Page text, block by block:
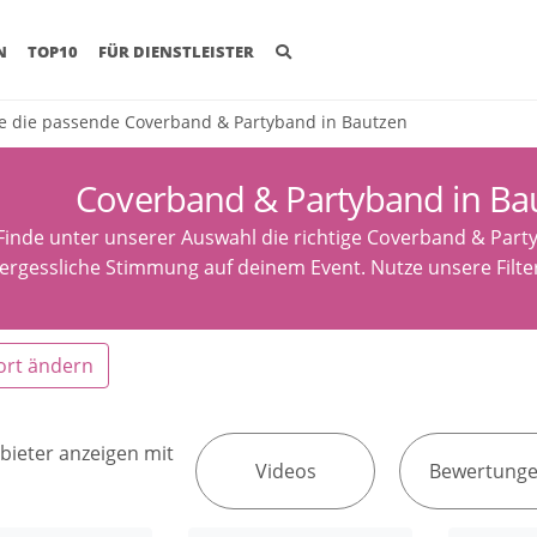
(CURRENT)
TOP10 FÜR DIENSTLEISTER
die passende Coverband & Partyband in Bautzen
Coverband & Partyband in
unter unserer Auswahl die richtige Coverband &
Stimmung auf deinem Event. Nutze unsere
ändern
anzeigen mit
Videos